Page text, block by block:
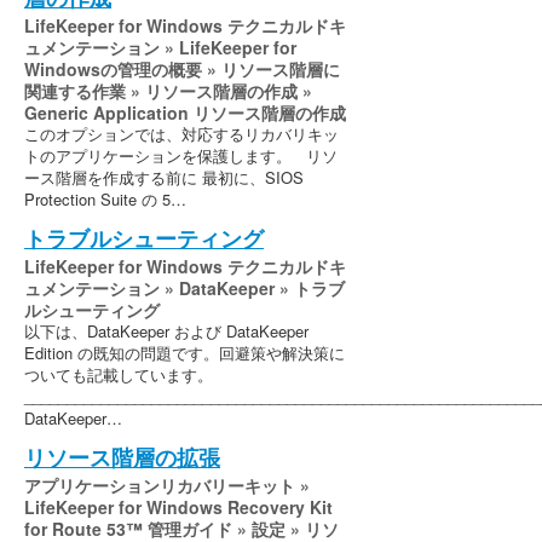
LifeKeeper for Windows テクニカルドキ
ュメンテーション » LifeKeeper for
Windowsの管理の概要 » リソース階層に
関連する作業 » リソース階層の作成 »
Generic Application リソース階層の作成
このオプションでは、対応するリカバリキッ
トのアプリケーションを保護します。 リソ
ース階層を作成する前に 最初に、SIOS
Protection Suite の 5…
トラブルシューティング
LifeKeeper for Windows テクニカルドキ
ュメンテーション » DataKeeper » トラブ
ルシューティング
以下は、DataKeeper および DataKeeper
Edition の既知の問題です。回避策や解決策に
ついても記載しています。
DataKeeper…
リソース階層の拡張
アプリケーションリカバリーキット »
LifeKeeper for Windows Recovery Kit
for Route 53™ 管理ガイド » 設定 » リソ